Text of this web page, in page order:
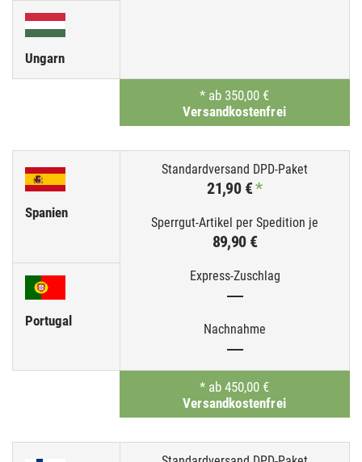
Ungarn
* ab 350,00 €
Versandkostenfrei
Spanien
21,90 €*
89,90 €
—
—
Portugal
* ab 450,00 €
Versandkostenfrei